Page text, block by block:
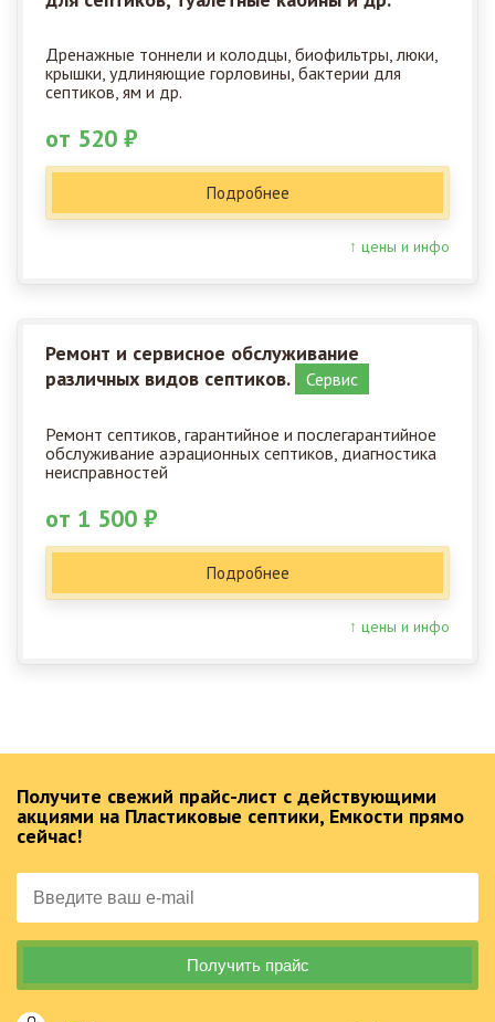
Дренажные тоннели и колодцы, биофильтры, люки,
крышки, удлиняющие горловины, бактерии для
септиков, ям и др.
от 520 ₽
Подробнее
↑ цены и инфо
Ремонт и сервисное обслуживание
различных видов септиков.
Сервис
Ремонт септиков, гарантийное и послегарантийное
обслуживание аэрационных септиков, диагностика
неисправностей
от 1 500 ₽
Подробнее
↑ цены и инфо
Получите свежий прайс-лист с действующими
акциями на Пластиковые септики, Емкости прямо
сейчас!